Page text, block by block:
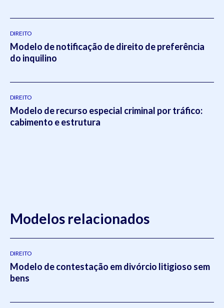
DIREITO
Modelo de notificação de direito de preferência
do inquilino
DIREITO
Modelo de recurso especial criminal por tráfico:
cabimento e estrutura
Modelos relacionados
DIREITO
Modelo de contestação em divórcio litigioso sem
bens